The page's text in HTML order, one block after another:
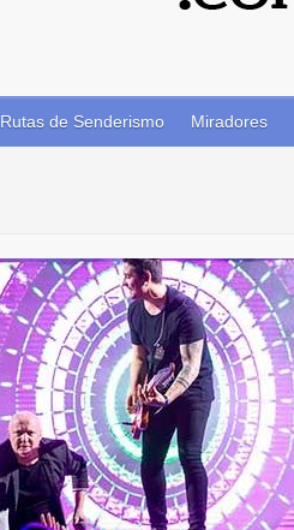
Rutas de Senderismo Miradores